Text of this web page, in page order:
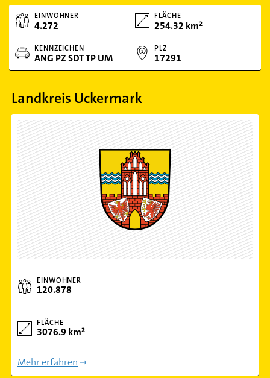
EINWOHNER
4.272
FLÄCHE
254.32 km²
KENNZEICHEN
ANG PZ SDT TP UM
PLZ
17291
Landkreis Uckermark
EINWOHNER
120.878
FLÄCHE
3076.9 km²
Mehr erfahren